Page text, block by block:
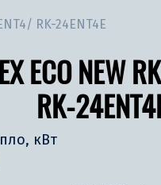
RK-24ENT4E
ECO NEW
RK-
кВт